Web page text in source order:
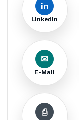
in
LinkedIn
✉
E-Mail
⎙